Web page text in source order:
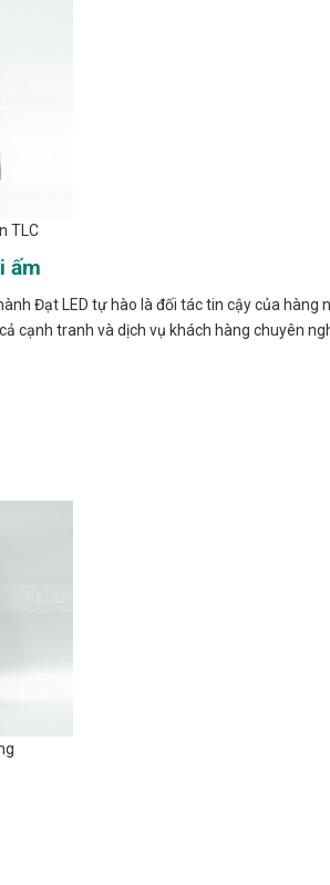
TLC
ấm
Đạt LED tự hào là đối tác tin cậy của hàng
cạnh tranh và dịch vụ khách hàng chuyên